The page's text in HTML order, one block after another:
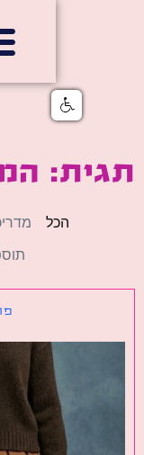
מדריכים
תוספים
פרומפט